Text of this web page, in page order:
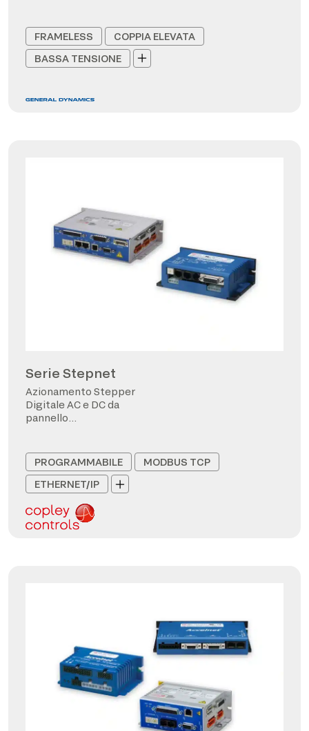
FRAMELESS
COPPIA ELEVATA
BASSA TENSIONE
Serie Stepnet
Azionamento Stepper
Digitale AC e DC da
pannello
PROGRAMMABILE
MODBUS TCP
ETHERNET/IP